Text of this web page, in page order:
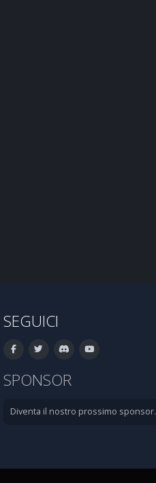
SEGUICI
SPONSOR
Diventa il nostro prossimo sponsor.